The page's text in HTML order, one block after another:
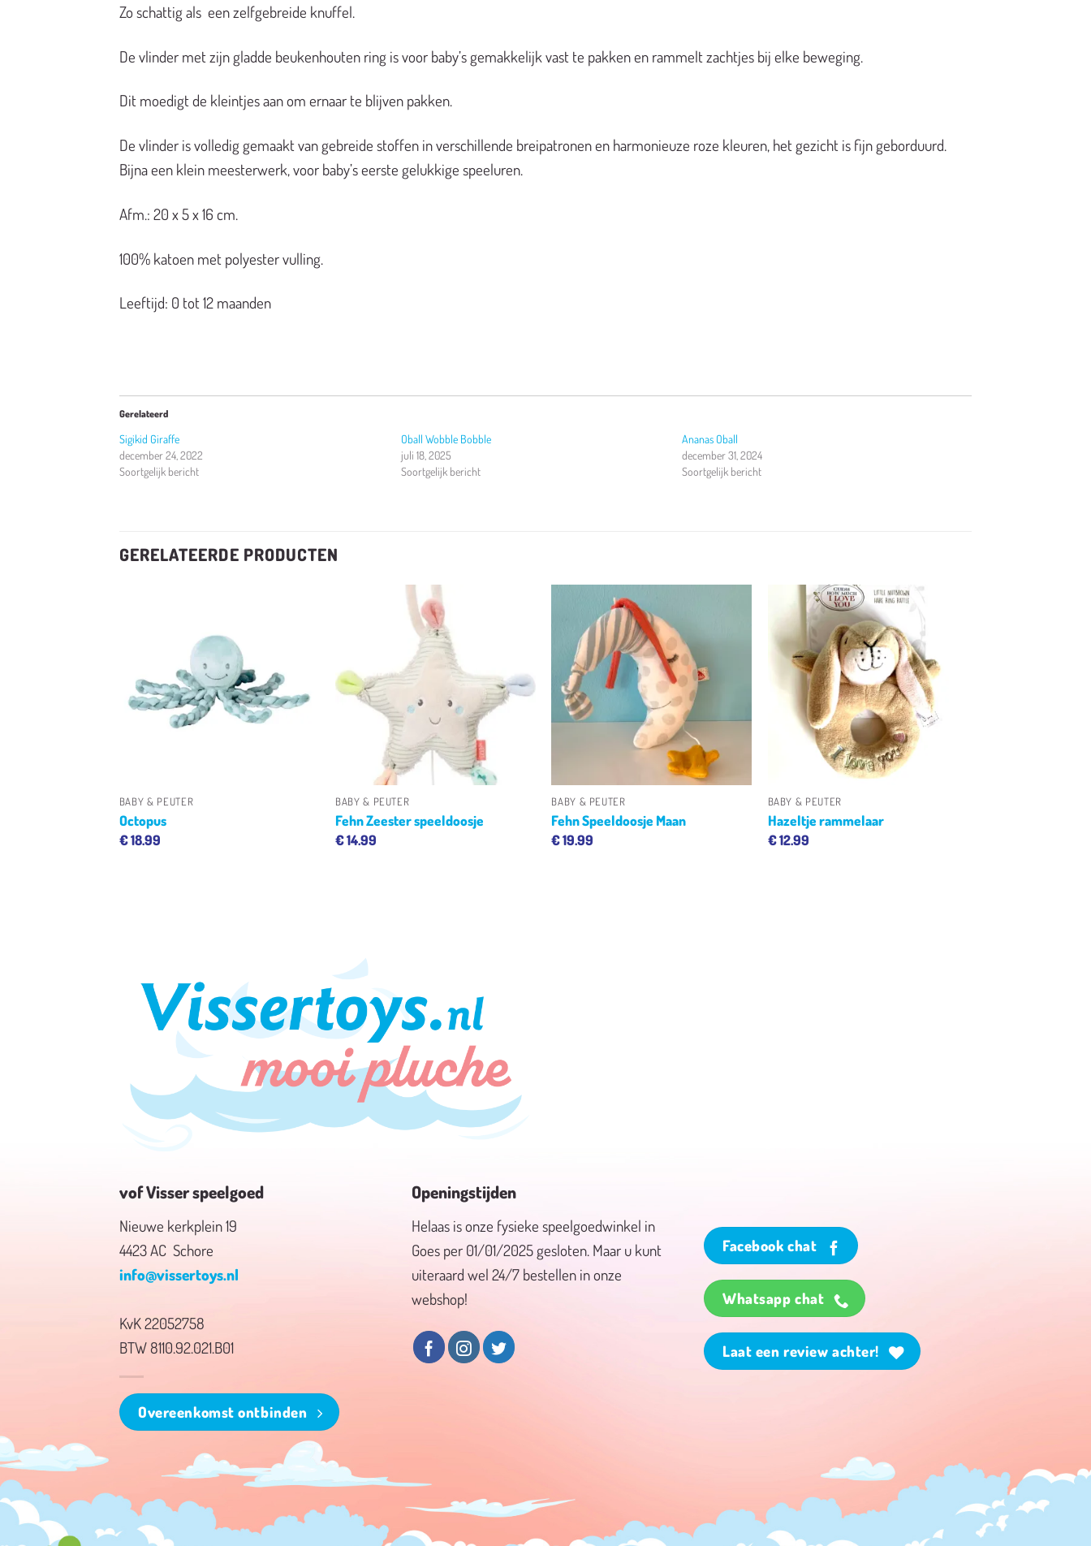
Zo schattig als een zelfgebreide knuffel.
De vlinder met zijn gladde beukenhouten ring is voor baby’s gemakkelijk vast te pakken en rammelt zachtjes bij elke beweging.
Dit moedigt de kleintjes aan om ernaar te blijven pakken.
De vlinder is volledig gemaakt van gebreide stoffen in verschillende breipatronen en harmonieuze roze kleuren, het gezicht is fijn geborduurd.
Bijna een klein meesterwerk, voor baby’s eerste gelukkige speeluren.
Afm.: 20 x 5 x 16 cm.
100% katoen met polyester vulling.
Leeftijd: 0 tot 12 maanden
Gerelateerd
Sigikid Giraffe
december 24, 2022
Soortgelijk bericht
Oball Wobble Bobble
juli 18, 2025
Soortgelijk bericht
Ananas Oball
december 31, 2024
Soortgelijk bericht
GERELATEERDE PRODUCTEN
BABY & PEUTER
Octopus
€18.99
BABY & PEUTER
Fehn Zeester speeldoosje
€14.99
verlanglijst
BABY & PEUTER
Fehn Speeldoosje Maan
€19.99
Toevoegen
aan
verlanglijst
BABY & PEUTER
Hazeltje rammelaar
€12.99
vof Visser speelgoed
Nieuwe kerkplein 19
4423 AC Schore
info@vissertoys.nl
KvK 22052758
BTW 8110.92.021.B01
Overeenkomst ontbinden
Openingstijden
Helaas is onze fysieke speelgoedwinkel in
Goes per 01/01/2025 gesloten. Maar u kunt
uiteraard wel 24/7 bestellen in onze
webshop!
Facebook chat
Whatsapp chat
Laat een review achter!